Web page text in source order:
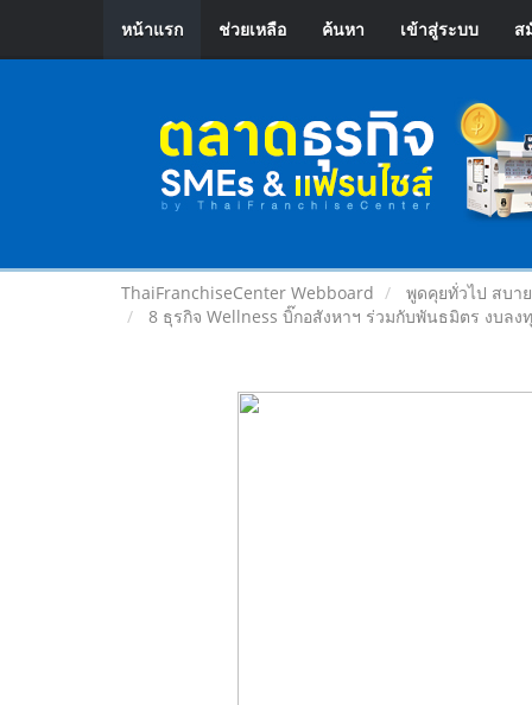
หน้าแรก ช่วยเหลือ ค้นหา เข้าสู่ระบบ ส
ThaiFranchiseCenter Webboard
พูดคุยทั่วไป สบา
8 ธุรกิจ Wellness บิ๊กอสังหาฯ ร่วมกับพันธมิตร งบล